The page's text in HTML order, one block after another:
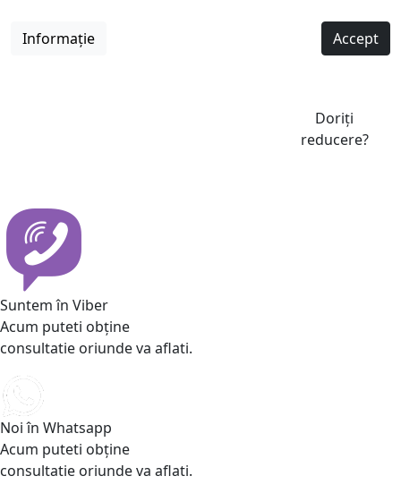
Informație Accept
Doriți
reducere?
Suntem în Viber
Acum puteti obține
consultatie oriunde va aflati.
Noi în Whatsapp
Acum puteti obține
consultatie oriunde va aflati.